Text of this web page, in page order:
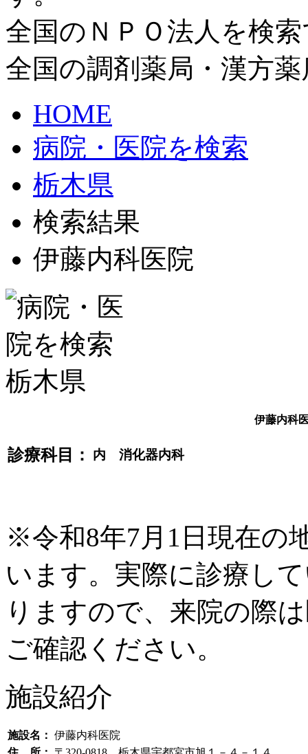
全国のＮＰＯ法人を検
全国の調剤薬局・漢方
HOME
病院・医院を検索
栃木県
検索結果
伊藤内科医院
伊藤内科
診療科目： 内 消化器内科
※令和8年7月1日現在の
います。実際に診療し
りますので、来院の際
ご確認ください。
施設紹介
施設名： 伊藤内科医院